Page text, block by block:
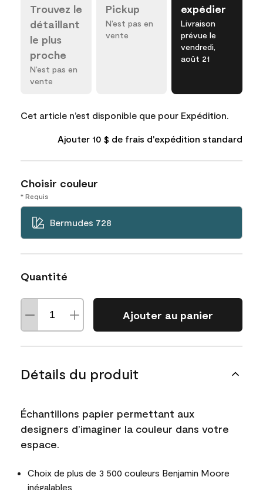
Trouvez le
détaillant
le plus
proche
N’est pas en
vente
Pickup
N’est pas en
vente
expédier
Livraison
prévue le
vendredi,
août 21
Cet article n’est disponible que pour Expédition.
Ajouter 10 $ de frais d'expédition standard
Choisir couleur
* Requis
Bermudes 728
Quantité
Ajouter au panier
Détails du produit
Échantillons papier permettant aux
designers d’imaginer la couleur dans votre
espace.
Choix de plus de 3 500 couleurs Benjamin Moore
inégalables